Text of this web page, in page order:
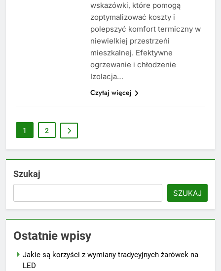
wskazówki, które pomogą
zoptymalizować koszty i
polepszyć komfort termiczny w
niewielkiej przestrzeńi
mieszkalnej. Efektywne
ogrzewanie i chłodzenie
Izolacja…
Czytaj więcej
1 2
Szukaj
SZUKAJ
Ostatnie wpisy
Jakie są korzyści z wymiany tradycyjnych żarówek na
LED